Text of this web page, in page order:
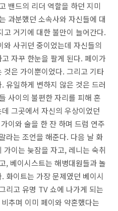
밴드의 리더 역할을 하던 지미
과분했던 소속사와 자신들에 대
거기에 대한 불만이 늘어간다.
사귀던 중이었는데 자신들의
자꾸 한눈을 팔게 된다. 페이가
것은 가이뿐이었다. 그리고 기타
유일하게 변하지 않은 것은 드러
사이의 불편한 자리를 피해 혼
그곳에서 자신의 우상이었던
이와 술을 한 잔 하며 드럼 연주
라는 조언을 해준다. 다음 날 화
이는 늦잠을 자고, 레니는 숙취
, 베이시스트는 해병대원들과 놀
화이트는 가장 문제였던 베이시
리고 유명 TV 쇼에 나가게 되는
추며 이미 페이와 약혼했다는